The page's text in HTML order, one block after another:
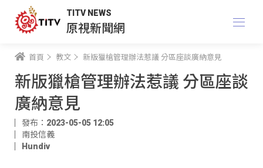
TITV NEWS
原視新聞網
首頁 教文 新版獵槍管理辦法惹議 分區座談廣納意見
新版獵槍管理辦法惹議 分區座談
廣納意見
發布：2023-05-05 12:05
南投信義
Hundiv